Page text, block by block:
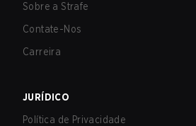
Sobre a Strafe
Contate-Nos
Carreira
JURÍDICO
Política de Privacidade